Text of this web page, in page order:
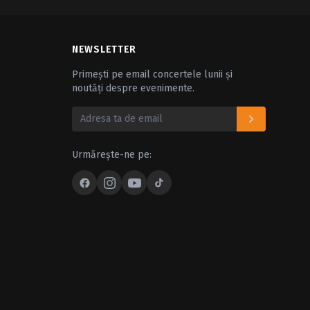
NEWSLETTER
Primești pe email concertele lunii și
noutăți despre evenimente.
Urmărește-ne pe: